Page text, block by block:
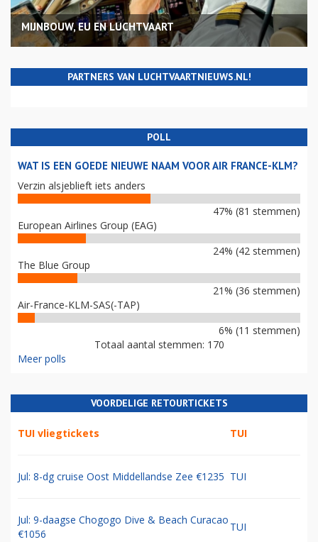
MIJNBOUW, EU EN LUCHTVAART
PARTNERS VAN LUCHTVAARTNIEUWS.NL!
POLL
WAT IS EEN GOEDE NIEUWE NAAM VOOR AIR FRANCE-KLM?
Verzin alsjeblieft iets anders
47% (81 stemmen)
European Airlines Group (EAG)
24% (42 stemmen)
The Blue Group
21% (36 stemmen)
Air-France-KLM-SAS(-TAP)
6% (11 stemmen)
Totaal aantal stemmen: 170
Meer polls
VOORDELIGE RETOURTICKETS
TUI vliegtickets TUI
Jul: 8-dg cruise Oost Middellandse Zee €1235 TUI
Jul: 9-daagse Chogogo Dive & Beach Curacao
€1056
TUI